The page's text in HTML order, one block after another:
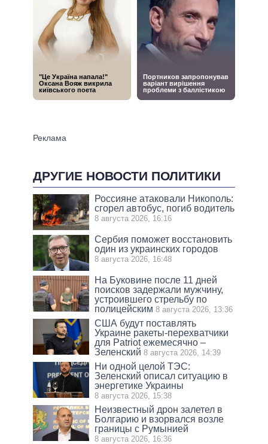
ДРУГИЕ НОВОСТИ ПОЛИТИКИ
Россияне атаковали Никополь:
сгорел автобус, погиб водитель
8 августа 2026, 16:16
Сербия поможет восстановить
один из украинских городов
8 августа 2026, 16:48
На Буковине после 11 дней
поисков задержали мужчину,
устроившего стрельбу по
полицейским 8 августа 2026, 13:36
США будут поставлять
Украине ракеты-перехватчики
для Patriot ежемесячно –
Зеленский 8 августа 2026, 14:39
Ни одной целой ТЭС:
Зеленский описал ситуацию в
энергетике Украины
8 августа 2026, 15:38
Неизвестный дрон залетел в
Болгарию и взорвался возле
границы с Румынией
8 августа 2026, 16:36